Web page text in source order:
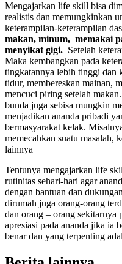
Mengajarkan life skill bisa
realistis dan memungkinkan
keterampilan-keterampilan
makan, minum, memakai
menyikat gigi. Setelah
Maka kembangkan pada
tingkatannya lebih tinggi dan
tidur, membereskan mainan,
mencuci piring setelah
bunda juga sebisa mungkin
menjadikan ananda pribadi
bermasyarakat kelak.
memecahkan suatu masalah,
lainnya
Tentunya mengajarkan life
rutinitas sehari-hari agar
dengan bantuan dan
dirumah juga orang-orang
dan orang – orang sekitarnya
apresiasi pada ananda jika ia
benar dan yang terpenting